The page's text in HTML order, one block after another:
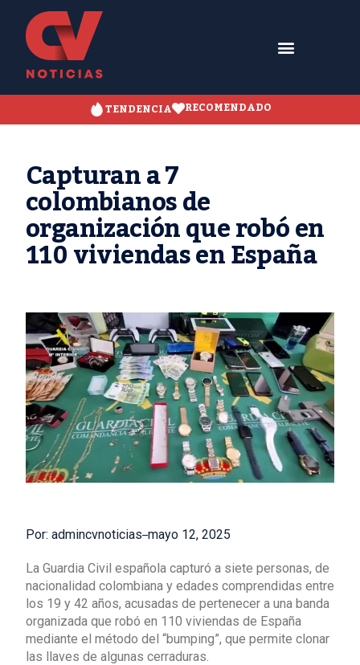
TENDENCIA RECOMENDADO
Capturan a 7
colombianos de
organización que robó en
110 viviendas en España
Por: admincvnoticias mayo 12, 2025
La Guardia Civil española capturó a siete personas, de
nacionalidad colombiana y edades comprendidas entre
los 19 y 42 años, acusadas de pertenecer a una banda
organizada que robó en 110 viviendas de España
mediante el método del “bumping”, que permite clonar
las llaves de algunas cerraduras.